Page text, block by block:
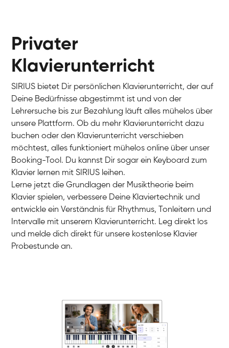
Charlotte
Klavier / Piano / Flügel
Klavier / Piano / Flügel
Klavier / Piano / Flügel
Privater
Klavierunterricht
SIRIUS bietet Dir persönlichen Klavierunterricht, der auf
Deine Bedürfnisse abgestimmt ist und von der
Lehrersuche bis zur Bezahlung läuft alles mühelos über
unsere Plattform. Ob du mehr Klavierunterricht dazu
buchen oder den Klavierunterricht verschieben
möchtest, alles funktioniert mühelos online über unser
Booking-Tool. Du kannst Dir sogar ein Keyboard zum
Klavier lernen mit SIRIUS leihen.
Lerne jetzt die Grundlagen der Musiktheorie beim
Klavier spielen, verbessere Deine Klaviertechnik und
entwickle ein Verständnis für Rhythmus, Tonleitern und
Intervalle mit unserem Klavierunterricht. Leg direkt los
und melde dich direkt für unsere kostenlose Klavier
Probestunde an.